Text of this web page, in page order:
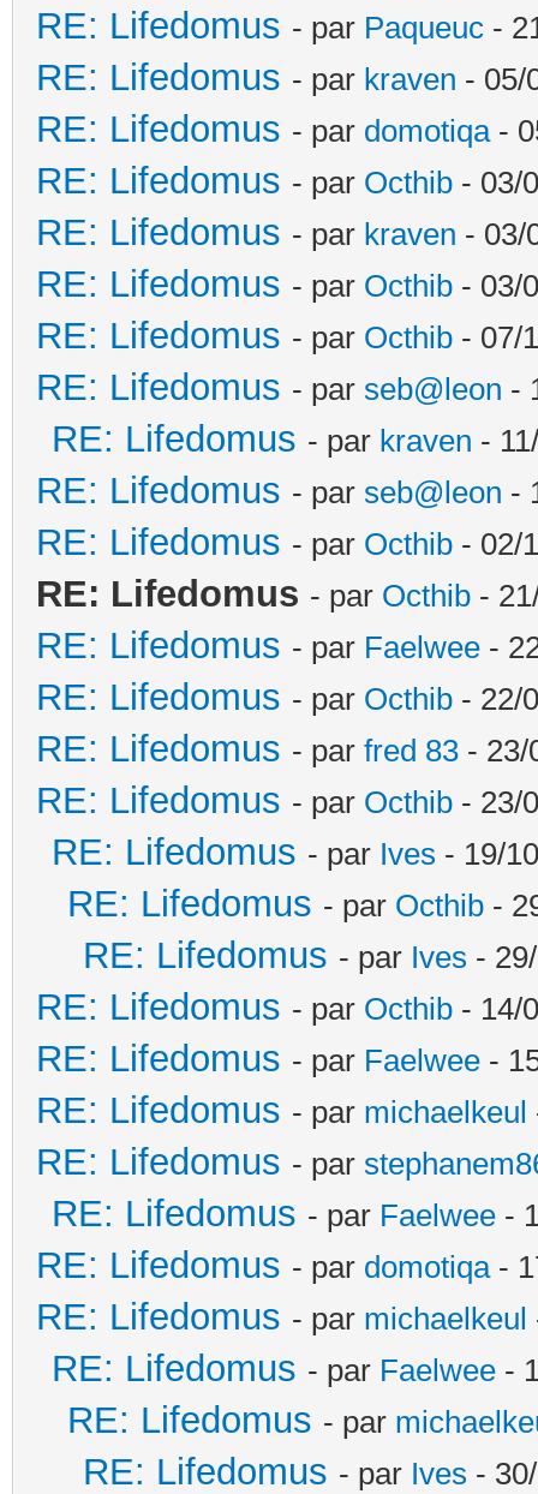
RE: Lifedomus - par Paqueuc -
RE: Lifedomus - par kraven - 05/
RE: Lifedomus - par domotiqa-
RE: Lifedomus - par Octhib - 03/
RE: Lifedomus - par kraven - 03/
RE: Lifedomus - par Octhib - 03/
RE: Lifedomus - par Octhib - 07/
RE: Lifedomus - par seb@leon -
RE: Lifedomus - par kraven -
RE: Lifedomus - par seb@leon -
RE: Lifedomus - par Octhib - 02/
RE: Lifedomus - par Octhib -
RE: Lifedomus - par Faelwee -
RE: Lifedomus - par Octhib - 22/
RE: Lifedomus - par fred 83 - 23/
RE: Lifedomus - par Octhib - 23/
RE: Lifedomus - par Ives - 19/
RE: Lifedomus - par Octhib -
RE: Lifedomus - par Ives -
RE: Lifedomus - par Octhib - 14/
RE: Lifedomus - par Faelwee -
RE: Lifedomus - par michaelkeul
RE: Lifedomus - par
RE: Lifedomus - par Faelwee -
RE: Lifedomus - par domotiqa-
RE: Lifedomus - par michaelkeul
RE: Lifedomus - par Faelwee -
RE: Lifedomus - par
RE: Lifedomus - par Ives -